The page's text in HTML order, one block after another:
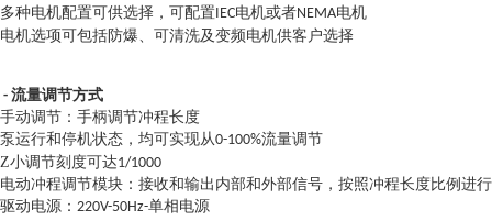
多种电机配置可供选择，可配置IEC电机或者NEMA电机
电机选项可包括防爆、可清洗及变频电机供客户选择
- 流量调节方式
手动调节：手柄调节冲程长度
泵运行和停机状态，均可实现从0-100%流量调节
Z小调节刻度可达1/1000
电动冲程调节模块：接收和输出内部和外部信号，按照冲程长度比例进
驱动电源：220V-50Hz-单相电源